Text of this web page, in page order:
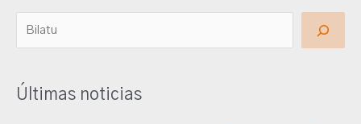
u
c
Últimas noticias